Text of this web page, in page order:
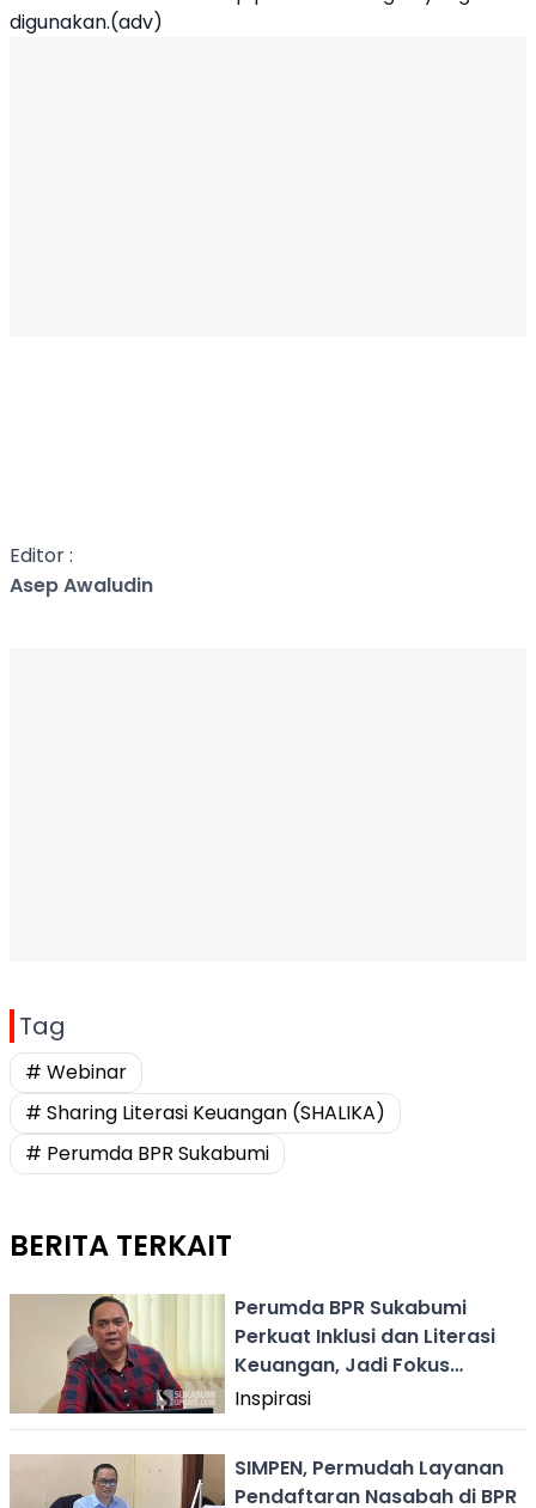
digunakan.(adv)
Editor :
Asep Awaludin
Tag
# Webinar
# Sharing Literasi Keuangan (SHALIKA)
# Perumda BPR Sukabumi
BERITA TERKAIT
Perumda BPR Sukabumi
Perkuat Inklusi dan Literasi
Keuangan, Jadi Fokus
Layanan 2026
Inspirasi
SIMPEN, Permudah Layanan
Pendaftaran Nasabah di BPR